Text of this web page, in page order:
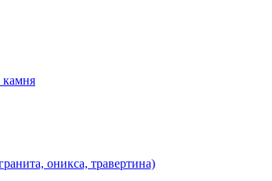
камня
оникса, травертина)